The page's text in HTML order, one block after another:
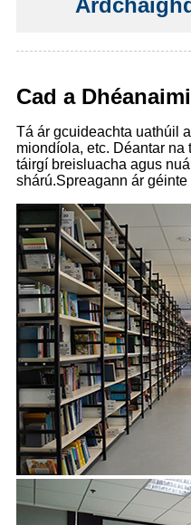
Cad a
Tá ár gcuideachta uathúil
miondíola, etc. Déantar
táirgí breisluacha agus
shárú.Spreagann ár